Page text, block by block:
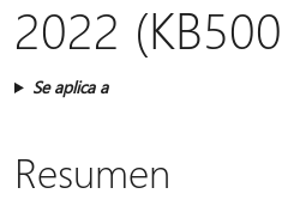
2022
Se aplica a
Resumen